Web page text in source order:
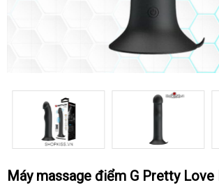
Máy massage điểm G Pretty Love Murray, kích